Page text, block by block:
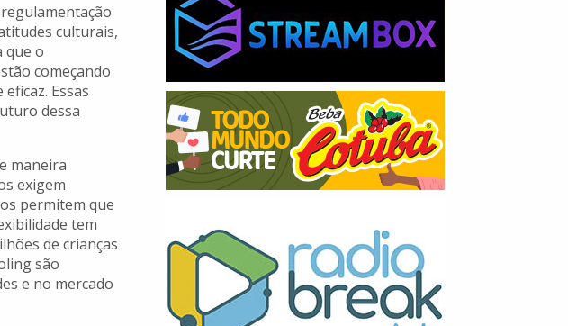
culturais,
que o
começando
Essas
dessa
maneira
exigem
permitem que
tem
de crianças
são
e no mercado